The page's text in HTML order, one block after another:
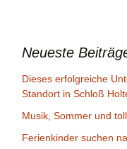
Neueste
Dieses erfolgreiche
Standort in Schloß
Musik, Sommer und
Ferienkinder suchen